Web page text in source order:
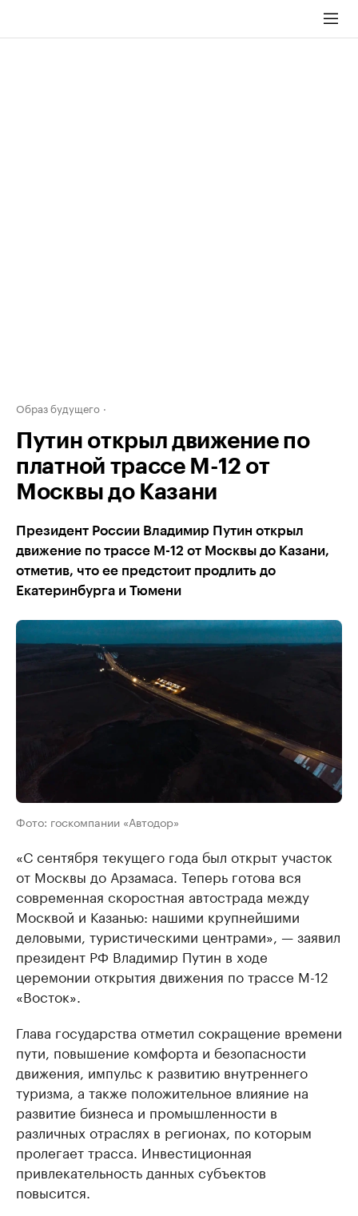
Образ будущего
Путин открыл движение по
платной трассе М-12 от
Москвы до Казани
Президент России Владимир Путин открыл
движение по трассе М-12 от Москвы до Казани,
отметив, что ее предстоит продлить до
Екатеринбурга и Тюмени
Фото: госкомпании «Автодор»
«С сентября текущего года был открыт участок
от Москвы до Арзамаса. Теперь готова вся
современная скоростная автострада между
Москвой и Казанью: нашими крупнейшими
деловыми, туристическими центрами», — заявил
президент РФ Владимир Путин в ходе
церемонии открытия движения по трассе М-12
«Восток».
Глава государства отметил сокращение времени
пути, повышение комфорта и безопасности
движения, импульс к развитию внутреннего
туризма, а также положительное влияние на
развитие бизнеса и промышленности в
различных отраслях в регионах, по которым
пролегает трасса. Инвестиционная
привлекательность данных субъектов
повысится.